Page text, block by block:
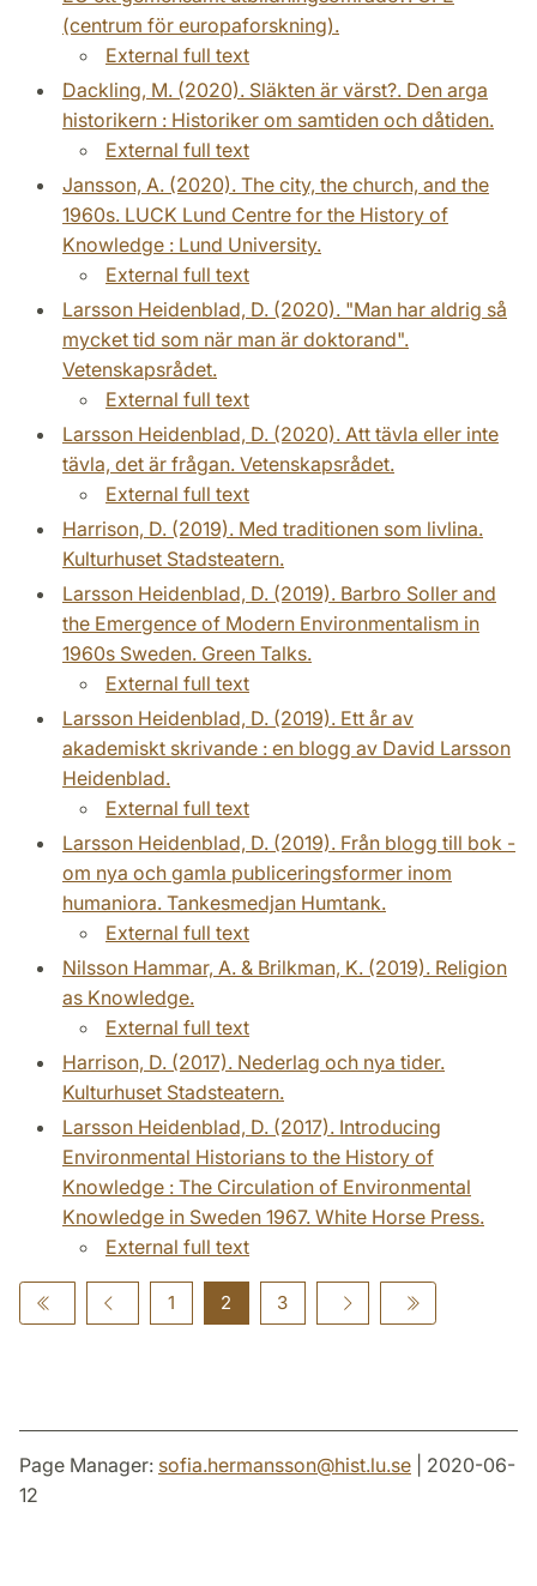
(centrum för europaforskning).
External full text
Dackling, M. (2020). Släkten är värst?. Den arga
historikern : Historiker om samtiden och dåtiden.
External full text
Jansson, A. (2020). The city, the church, and the
1960s. LUCK Lund Centre for the History of
Knowledge : Lund University.
External full text
Larsson Heidenblad, D. (2020). "Man har aldrig så
mycket tid som när man är doktorand".
Vetenskapsrådet.
External full text
Larsson Heidenblad, D. (2020). Att tävla eller inte
tävla, det är frågan. Vetenskapsrådet.
External full text
Harrison, D. (2019). Med traditionen som livlina.
Kulturhuset Stadsteatern.
Larsson Heidenblad, D. (2019). Barbro Soller and
the Emergence of Modern Environmentalism in
1960s Sweden. Green Talks.
External full text
Larsson Heidenblad, D. (2019). Ett år av
akademiskt skrivande : en blogg av David Larsson
Heidenblad.
External full text
Larsson Heidenblad, D. (2019). Från blogg till bok -
om nya och gamla publiceringsformer inom
humaniora. Tankesmedjan Humtank.
External full text
Nilsson Hammar, A. & Brilkman, K. (2019). Religion
as Knowledge.
External full text
Harrison, D. (2017). Nederlag och nya tider.
Kulturhuset Stadsteatern.
Larsson Heidenblad, D. (2017). Introducing
Environmental Historians to the History of
Knowledge : The Circulation of Environmental
Knowledge in Sweden 1967. White Horse Press.
External full text
1 2 3
Page Manager: sofia.hermansson@hist.lu.se | 2020-06-
12